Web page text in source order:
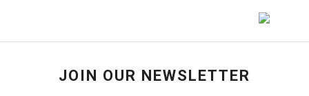
JOIN OUR NEWSLETTER